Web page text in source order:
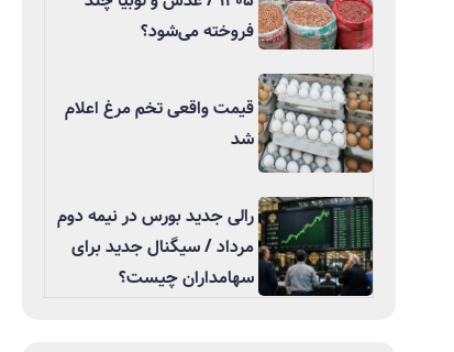
فروخته می‌شود؟
قیمت واقعی تخم مرغ اعلام
شد
رالی جدید بورس در نیمه دوم
مرداد / سیگنال جدید برای
سهامداران چیست؟